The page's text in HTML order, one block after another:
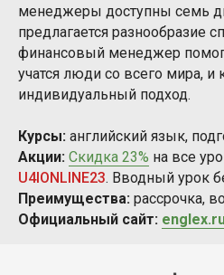
менеджеры доступны семь
предлагается разнообразие
финансовый менеджер
учатся люди со всего мира, и
индивидуальный подход.
Курсы: английский язык,
Акции: Скидка 23% на все
U4IONLINE23. Вводный урок
Преимущества: рассрочка,
Официальный сайт: